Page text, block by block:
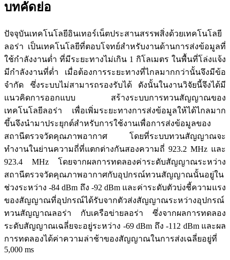
บทคัดย่อ
ปัจจุบันเทคโนโลยีอินเทอร์เน็ตประสานสรรพสิ่งด้วยเทคโนโลยี
ลอร่า เป็นเทคโนโลยีที่ตอบโจทย์สำหรับงานด้านการส่งข้อมูลที่
ใช้กำลังงานต่ำ ที่มีระยะทางไม่เกิน 1 กิโลเมตร ในพื้นที่โล่งแจ้ง
มีกำลังงานที่ต่ำ เมื่อต้องการระยะทางที่ไกลมากกว่านั้นจึงมีข้อ
จำกัด ซึ่งระบบไม่สามารถรองรับได้ ดังนั้นในงานวิจัยนี้จึงได้มี
แนวคิดการออกแบบ สร้างระบบการทวนสัญญาณของ
เทคโนโลยีลอร่า เพื่อเพิ่มระยะทางการส่งข้อมูลให้ได้ไกลมาก
ขึ้นจึงนำมาประยุกต์สำหรับการใช้งานเพื่อการส่งข้อมูลของ
สถานีตรวจวัดคุณภาพอากาศ โดยที่ระบบทวนสัญญาณจะ
ทำงานในย่านความถี่ที่แตกต่างกันสองความถี่ 923.2 MHz และ
923.4 MHz โดยจากผลการทดลองค่าระดับสัญญาณระหว่าง
สถานีตรวจวัดคุณภาพอากาศกับอุปกรณ์ทวนสัญญาณนั้นอยู่ใน
ช่วงระหว่าง -84 dBm ถึง -92 dBm และค่าระดับตัวบ่งชี้ความแรง
ของสัญญาณที่อุปกรณ์ได้รับจากตัวส่งสัญญาณระหว่างอุปกรณ์
ทวนสัญญาณลอร่า กับเครือข่ายลอร่า ซึ่งจากผลการทดลอง
ระดับสัญญาณเฉลี่ยจะอยู่ระหว่าง -69 dBm ถึง -112 dBm และผล
การทดลองได้ค่าความล่าช้าของสัญญาณในการส่งเฉลี่ยอยู่ที่
5,000 ms